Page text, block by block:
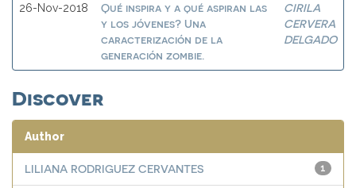
26-Nov-2018
Qué inspira y a qué aspiran las
y los jóvenes? Una
caracterización de la
generación zombie.
CIRILA
CERVERA
DELGADO
Discover
Author
1
LILIANA RODRIGUEZ CERVANTES